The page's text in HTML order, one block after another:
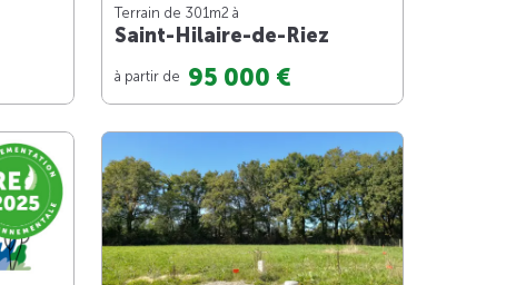
Terrain de 301m2 à
Saint-Hilaire-de-Riez
à partir de 95 000 €